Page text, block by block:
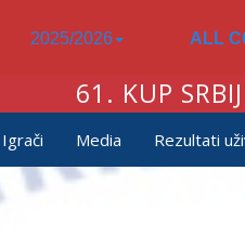
2025/2026 ALL
61. KUP
Igrači Media Rezultati